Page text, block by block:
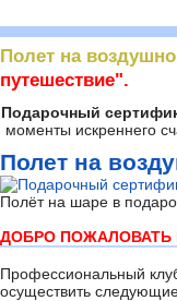
Полет на
путешествие".
Подарочный
моменты искреннего
Полет на
Полёт на шаре в
ДОБРО ПОЖАЛОВАТЬ
Профессиональный
осуществить